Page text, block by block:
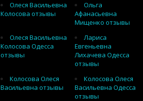
Олеся Васильевна
Колосова отзывы
Ольга
Афанасьевна
Мищенко отзывы
Олеся Васильевна
Колосова Одесса
отзывы
Лариса
Евгеньевна
Лихачева Одесса
отзывы
Колосова Олеся
Васильевна отзывы
Колосова Олеся
Васильевна Одесса
отзывы